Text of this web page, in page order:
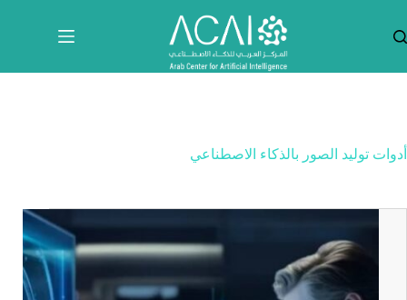
المحتوى
أدوات توليد الصور بالذكاء الاصطناعي